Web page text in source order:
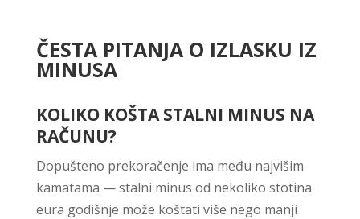
ČESTA PITANJA O IZLASKU IZ
MINUSA
KOLIKO KOŠTA STALNI MINUS NA
RAČUNU?
Dopušteno prekoračenje ima među najvišim
kamatama — stalni minus od nekoliko stotina
eura godišnje može koštati više nego manji